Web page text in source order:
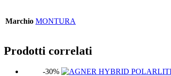
Marchio MONTURA
Prodotti correlati
-30%